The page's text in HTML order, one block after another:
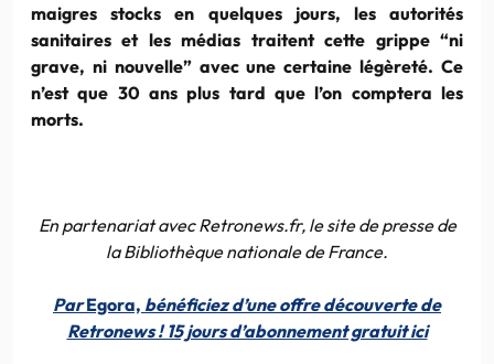
maigres stocks en quelques jours, les autorités
sanitaires et les médias traitent cette grippe “ni
grave, ni nouvelle” avec une certaine légèreté. Ce
n’est que 30 ans plus tard que l’on comptera les
morts.
En partenariat avec Retronews.fr, le site de presse de
la Bibliothèque nationale de France.
ParEgora, bénéficiez d’une offre découverte de
Retronews ! 15 jours d’abonnement gratuit ici